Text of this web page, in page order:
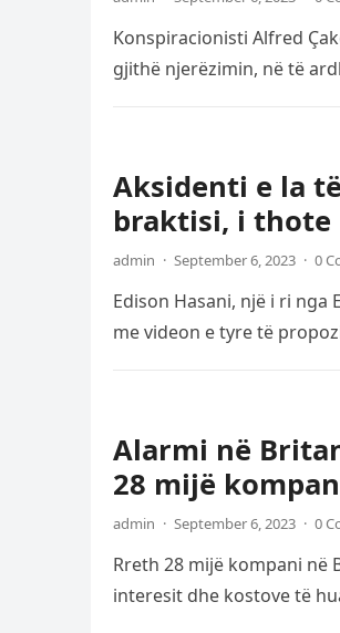
Konspiracionisti Alfred
gjithë njerëzimin, në të
Aksidenti e la
braktisi, i thote
admin · September 6, 2023 · 0
Edison Hasani, një i ri nga
me videon e tyre të
Alarmi në
28 mijë
admin · September 6, 2023 · 0
Rreth 28 mijë kompani
interesit dhe kostove të